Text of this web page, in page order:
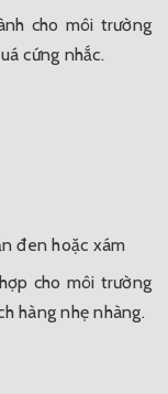
cho môi trường
cứng nhắc.
đen hoặc xám
cho môi trường
hàng nhẹ nhàng.